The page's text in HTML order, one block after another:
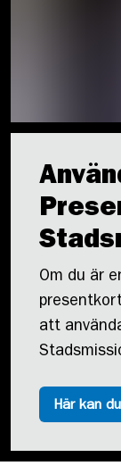
Om du är
att
Här kan